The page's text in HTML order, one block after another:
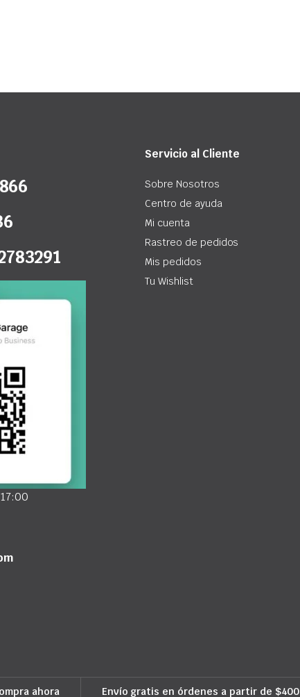
Servicio al Cliente
Sobre Nosotros
Centro de ayuda
Mi cuenta
Rastreo de pedidos
Mis pedidos
Tu Wishlist
ahora Envío gratis en órdenes a partir de $400